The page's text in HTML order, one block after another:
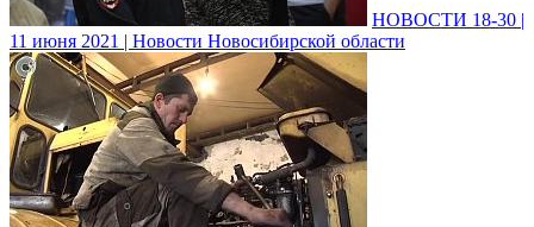
НОВОСТИ 18-30 |
11 июня 2021 | Новости Новосибирской области